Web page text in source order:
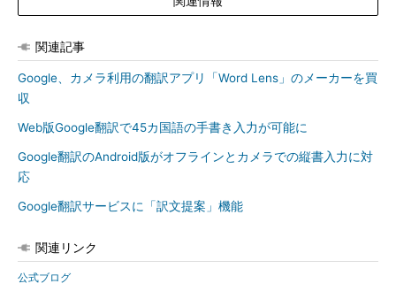
関連記事
Google、カメラ利用の翻訳アプリ「Word Lens」のメーカーを買
収
Web版Google翻訳で45カ国語の手書き入力が可能に
Google翻訳のAndroid版がオフラインとカメラでの縦書入力に対
応
Google翻訳サービスに「訳文提案」機能
関連リンク
公式ブログ